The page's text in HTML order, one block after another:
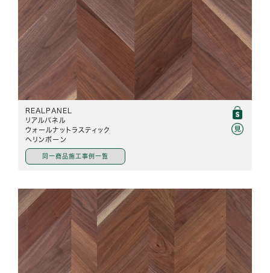
REALPANEL
リアルパネル
ウォールナットラスティック
ヘリンボーン
同一商品施工事例一覧